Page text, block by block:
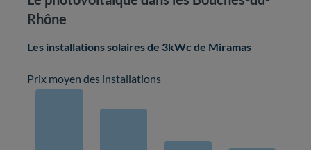
Rhône
Les installations solaires de 3kWc de Miramas
Prix moyen des installations